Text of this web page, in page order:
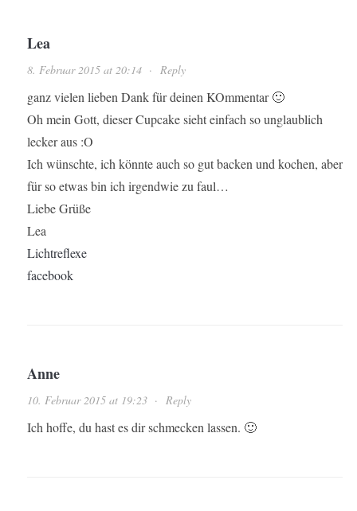
Lea
8. Februar 2015 at 20:14· Reply
ganz vielen lieben Dank für deinen KOmmentar 🙂
Oh mein Gott, dieser Cupcake sieht einfach so unglaublich
lecker aus :O
Ich wünschte, ich könnte auch so gut backen und kochen, aber
für so etwas bin ich irgendwie zu faul…
Liebe Grüße
Lea
Lichtreflexe
facebook
Anne
10. Februar 2015 at 19:23· Reply
Ich hoffe, du hast es dir schmecken lassen. 🙂